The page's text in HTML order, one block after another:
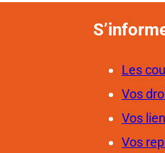
Les
Vos
Vos
Vos